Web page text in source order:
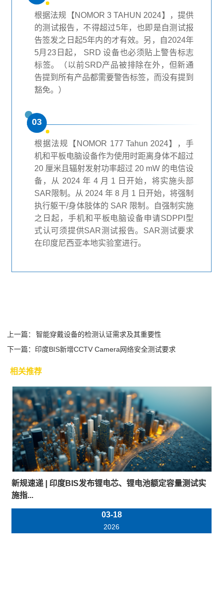
根据法规【NOMOR 3 TAHUN 2024】，提供
的测试报告，不得超过5年，也即是自测试报
告签发之日起5年内的才有效。另，自2024年
5月23日起， SRD 设备也必须贴上警告标志
标签。（以前SRD产品被排除在外，但新通
告提到所有产品都需要警告标签，而没有提到
豁免。）
03
根据法规【NOMOR 177 Tahun 2024】，手
机和平板电脑设备作为使用时距离身体不超过
20 厘米且辐射发射功率超过 20 mW 的电信设
备，从 2024 年 4 月 1 日开始，将实施头部
SAR限制。从 2024 年 8 月 1 日开始，将强制
执行躯干/身体肢体的 SAR 限制。自强制实施
之日起，手机和平板电脑设备申请SDPPI型
式认可须提供SAR测试报告。SAR测试要求
在印度尼西亚本地实验室进行。
上一篇：
智能穿戴设备的检测认证需求及其重要性
下一篇： 印度BIS新增CCTV Camera网络安全测试要求
相关推荐
新规速递 | 印度BIS发布锂电芯、锂电池额定容量测试实
施指...
03-18
2026